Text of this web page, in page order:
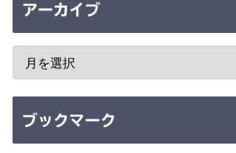
アーカイブ
ブックマーク